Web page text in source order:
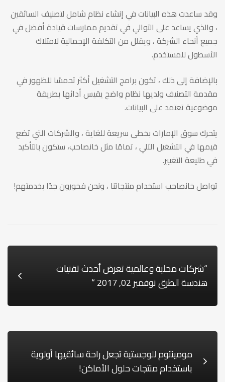
وقد ساعدت هذه البيانات في إنشاء نظام شامل لتصنيف السائقين
، والذي يساعد على التوالي في تقديم ممارسات قيادة أفضل في
جميع أنحاء الشركة ، ويقلل من التكلفة الإجمالية لامتلاك
الأسطول للمستخدم.
بالإضافة إلى ذلك ، تكون برامج التشغيل أكثر تحمسًا للظهور في
مقدمة التصنيف ولديها نظام واضح يقيس أدائها بطريقة
موضوعية تعتمد على البيانات.
يتحرك سوق الإمارات بخطى سريعة للغاية ، والشركات التي تضع
قيمها في التشغيل الآلي ، تمامًا مثل خانصاحب، ستكون بالتأكيد
في طليعة التغيير.
تواصل خانصاحب استخدام منتجاتنا ، ونحن فخورون جدًا بخدمتهم!
“شركات محلية وعالمية تعرض أحدث تقنيات
هندسة الطرق نوفمبر 02, 2017 “
مومينتوم للوجستية تجعل راحة سائقيها أولوية
باستخدام منتجات حلول الأماكن!